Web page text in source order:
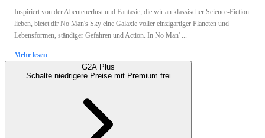
Inspiriert von der Abenteuerlust und Fantasie, die wir an klassischer Science-Fiction
lieben, bietet dir No Man's Sky eine Galaxie voller einzigartiger Planeten und
Lebensformen, ständiger Gefahren und Action. In No Man' ...
Mehr lesen
G2A Plus
Schalte niedrigere Preise mit Premium frei